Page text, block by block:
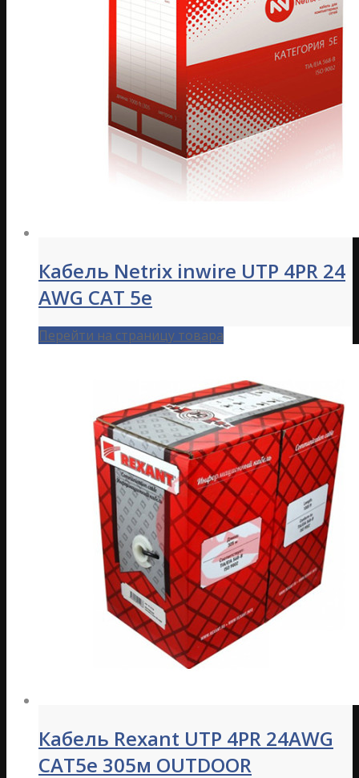
Кабель Netrix inwire UTP 4PR 24
AWG CAT 5e
Перейти на страницу товара
Кабель Rexant UTP 4PR 24AWG
CAT5e 305м OUTDOOR